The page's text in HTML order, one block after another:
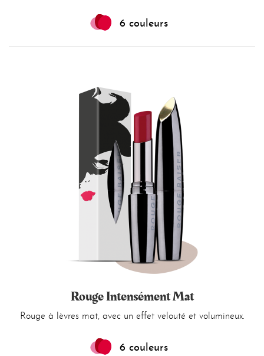
6 couleurs
Rouge Intensément Mat
Rouge à lèvres mat, avec un effet velouté et volumineux.
6 couleurs